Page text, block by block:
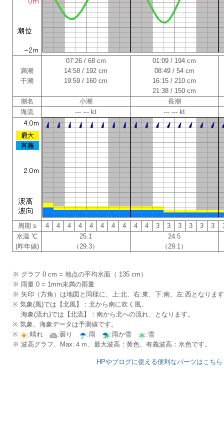
満潮
干潮
07:26 / 68 cm
14:58 / 192 cm
19:59 / 160 cm
01:09 / 194 cm
08:49 / 54 cm
16:15 / 210 cm
21:38 / 150 cm
潮名
小潮
長潮
海流
--- --- kt --- --- kt
周期 s 4 4 4 4 4 4 4 4 4 4 3 3 3 3 3 3
水温 ℃
(昨年値)
25.1
（29.3）
24.5
（29.1）
※ グラフ 0 cm = 地点の平均水面（ 135 cm）
※ 雨量 0 = 1mm未満の雨量
※ 矢印（方角）は地図と同様に、上:北、右:東、下:南、左:西となりま
※ 気象(風)では【北風】：北から南に吹く風、
海象(流れ)では【北流】：南から北への流れ、となります。
※ 気象、海象データは予測値です。
※
:晴れ :曇り :雨 :雨か雪
:雪
※ 波高グラフ、Max:４ｍ、最大波高：黄色、有義波高：水色です。
HPやブログに使える便利なパーツはこちら